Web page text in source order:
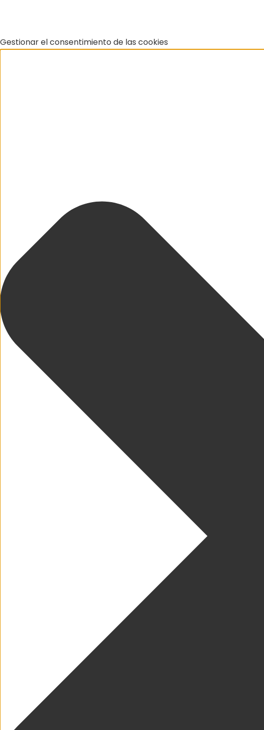
Gestionar el consentimiento de las cookies